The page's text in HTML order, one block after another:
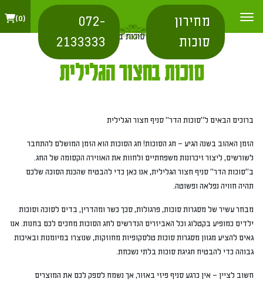
מחירון
סוכות
072-
2133333
0
בית / סוכות בחצור הגלילית
סוכות בחצור הגלילית
ברוכים הבאים ל"סוכות הדר" סניף חצור הגלילית
הזמן האהוב בשנה הגיע – חג הסוכות! חג הסוכות הוא הזמן המושלם להתחבר
לשורשים, ליצור זיכרונות משפחתיים ולחוות את האווירה הקסומה של החג.
ב"סוכות הדר" סניף חצור הגלילית, אנו כאן כדי להבטיח שהכנת הסוכה שלכם
תהיה חוויה נפלאה ופשוטה.
מבחר עשיר של מסגרות סוכות, פרגולות, סכך כשר ומהדרין, בדים לסוכה וסוכות
ילדים כמופיע בקטלוג וכל האביזרים הנדרשים לחג הסוכות מחכים לכם בחנות. אנו
גאים להציע מגוון מסגרות סוכות טלסקופיות מחוזקות, שנוצרו במיומנות ובאיכות
גבוהה כדי להבטיח חגיגת סוכות בלתי נשכחת.
חשוב לציין – אין כרגע סניף פיזי באזור, אך נשמח לספק לכם את המוצרים